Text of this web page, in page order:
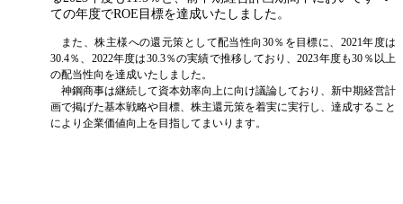
ての年度でROE目標を達成いたしました。
また、株主様への還元策として配当性向30％を目標に、2021年度は
30.4％、2022年度は30.3％の実績で推移しており、2023年度も30％以上
の配当性向を達成いたしました。
神鋼商事は継続して資本効率向上に向け議論しており、新中期経営計
画で掲げた基本戦略や目標、株主還元策を着実に実行し、達成すること
により企業価値向上を目指してまいります。